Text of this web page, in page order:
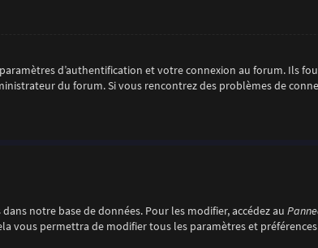
d’authentification et votre connexion au forum. Ils
du forum. Si vous rencontrez des problèmes de
notre base de données. Pour les modifier, accédez au
vous permettra de modifier tous les paramètres et